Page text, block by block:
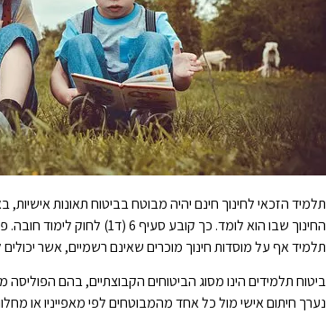
תלמיד הזכאי לחינוך חינם יהיה מבוטח בביטוח תאונות
החינוך שבו הוא לומד. כך
תלמיד אף על מוסדות חינוך מוכרים שאינם רשמיים, אשר
ביטוח תלמידים הינו מסוג הביטוחים הקבוצתיים, בהם
נערך חיתום אישי מול כל אחד מהמבוטחים לפי מאפייניו או